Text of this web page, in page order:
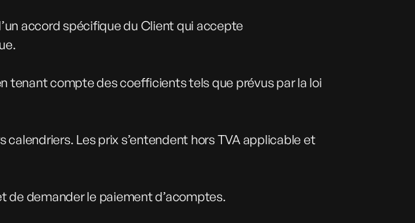
accord spécifique du Client qui accepte
tenant compte des coefficients tels que prévus par la loi
Les prix s’entendent hors TVA applicable et
de demander le paiement d’acomptes.